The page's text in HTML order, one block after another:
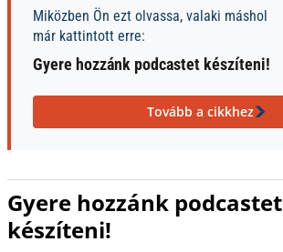
Miközben Ön ezt olvassa, valaki máshol
már kattintott erre:
Gyere hozzánk podcastet készíteni!
Tovább a cikkhez
Gyere hozzánk podcastet
készíteni!